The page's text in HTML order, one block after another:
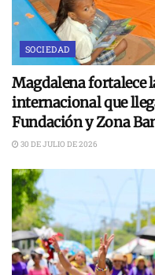
SOCIEDAD
Magdalena fortalece
internacional que
Fundación y Zona
30 DE JULIO DE 2026